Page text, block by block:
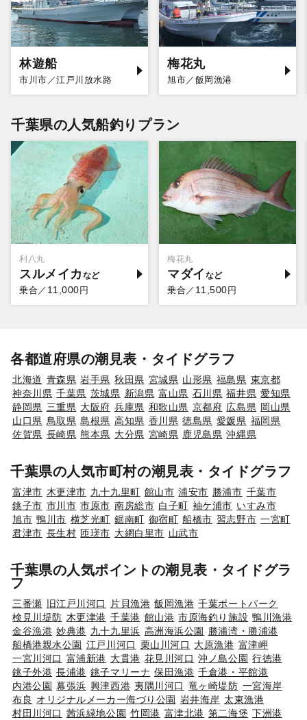
林遊船
市川市／江戸川放水路
梅花丸
旭市／飯岡漁港
千葉県の人気船釣りプラン
利八丸
スルメイカ
乗合／ 11,000円
梅花丸
マダイ
乗合／ 11,500円
各都道府県の潮見表・タイドグラフ
北海道 青森県 岩手県 秋田県 宮城県 山形県 福島県 東京都
神奈川県 千葉県 茨城県 新潟県 富山県 石川県 福井県 愛知県
静岡県 三重県 大阪府 兵庫県 和歌山県 京都府 広島県 岡山県
山口県 鳥取県 島根県 高知県 香川県 徳島県 愛媛県 福岡県
佐賀県 長崎県 熊本県 大分県 宮崎県 鹿児島県 沖縄県
千葉県の人気市町村の潮見表・タイドグラフ
富津市 木更津市 九十九里町 館山市 浦安市 勝浦市 千葉市
銚子市 市川市 市原市 南房総市 白子町 袖ケ浦市 いすみ市
旭市 鴨川市 横芝光町 鋸南町 御宿町 船橋市 習志野市 一宮町
君津市 長生村 匝瑳市 大網白里市 山武市
千葉県の人気ポイントの潮見表・タイドグラ
フ
三番瀬 旧江戸川河口 片貝漁港 飯岡漁港 千葉ポートパーク
検見川堤防 木更津港 千葉港 館山港 市原海釣り施設 鴨川漁港
金谷漁港 妙典港 九十九里浜 高洲海浜公園 勝浦湾・勝浦港
船橋港親水公園 江戸川河口 栗山川河口 大原漁港 富津岬
一宮川河口 富浦新港 大貫港 花見川河口 沖ノ島公園 行徳港
銚子外港 長浦港 銚子マリーナ 保田漁港 千倉港・平館港
内港公園 幕張浜 興津西港 夷隅川河口 竜ヶ崎堤防 一宮海岸
布良 オリジナルメーカー海づり公園 岩井海岸 太東漁港
村田川河口 茜浜緑地公園 竹岡港 富津北港 第二海堡 下洲港